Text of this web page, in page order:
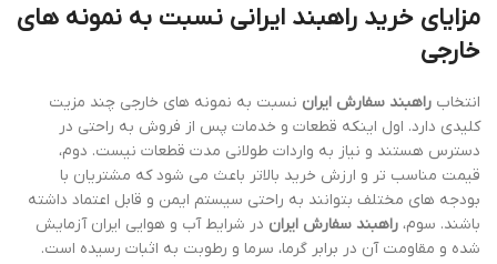
مزایای خرید راهبند ایرانی نسبت به نمونه های
خارجی
انتخاب راهبند سفارش ایران نسبت به نمونه های خارجی چند مزیت
کلیدی دارد. اول اینکه قطعات و خدمات پس از فروش به راحتی در
دسترس هستند و نیاز به واردات طولانی مدت قطعات نیست. دوم،
قیمت مناسب تر و ارزش خرید بالاتر باعث می شود که مشتریان با
بودجه های مختلف بتوانند به راحتی سیستم ایمن و قابل اعتماد داشته
باشند. سوم، راهبند سفارش ایران در شرایط آب و هوایی ایران آزمایش
شده و مقاومت آن در برابر گرما، سرما و رطوبت به اثبات رسیده است.